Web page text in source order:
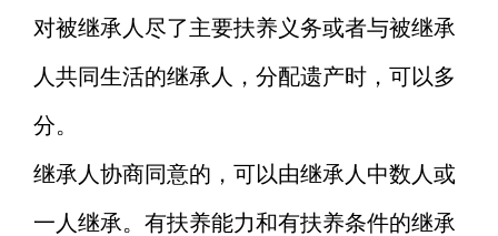
对被继承人尽了主要扶养义务或者与被继承
人共同生活的继承人，分配遗产时，可以多
分。
继承人协商同意的，可以由继承人中数人或
一人继承。有扶养能力和有扶养条件的继承